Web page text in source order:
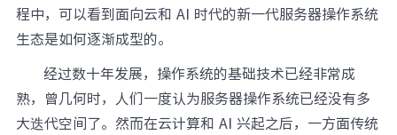
程中，可以看到面向云和 AI 时代的新一代服务器操作系统
生态是如何逐渐成型的。
经过数十年发展，操作系统的基础技术已经非常成
熟，曾几何时，人们一度认为服务器操作系统已经没有多
大迭代空间了。然而在云计算和 AI 兴起之后，一方面传统